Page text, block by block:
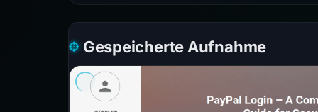
Gespeicherte Aufnahme